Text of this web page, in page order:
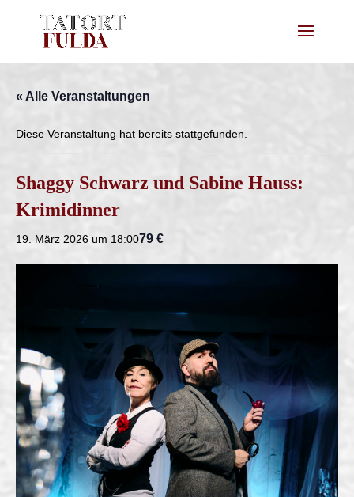
« Alle Veranstaltungen
Diese Veranstaltung hat bereits stattgefunden.
Shaggy Schwarz und Sabine Hauss:
Krimidinner
19. März 2026 um 18:0079 €